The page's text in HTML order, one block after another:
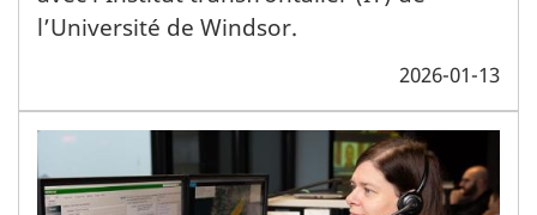
l’Université de Windsor.
2026-01-13